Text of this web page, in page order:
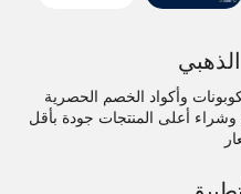
وأكواد الخصم الحصرية
أعلى المنتجات جودة بأقل